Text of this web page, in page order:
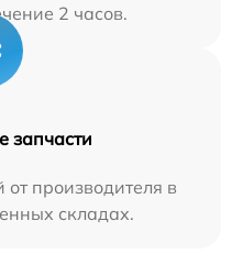
2 часов.
запчасти
от производителя в
складах.